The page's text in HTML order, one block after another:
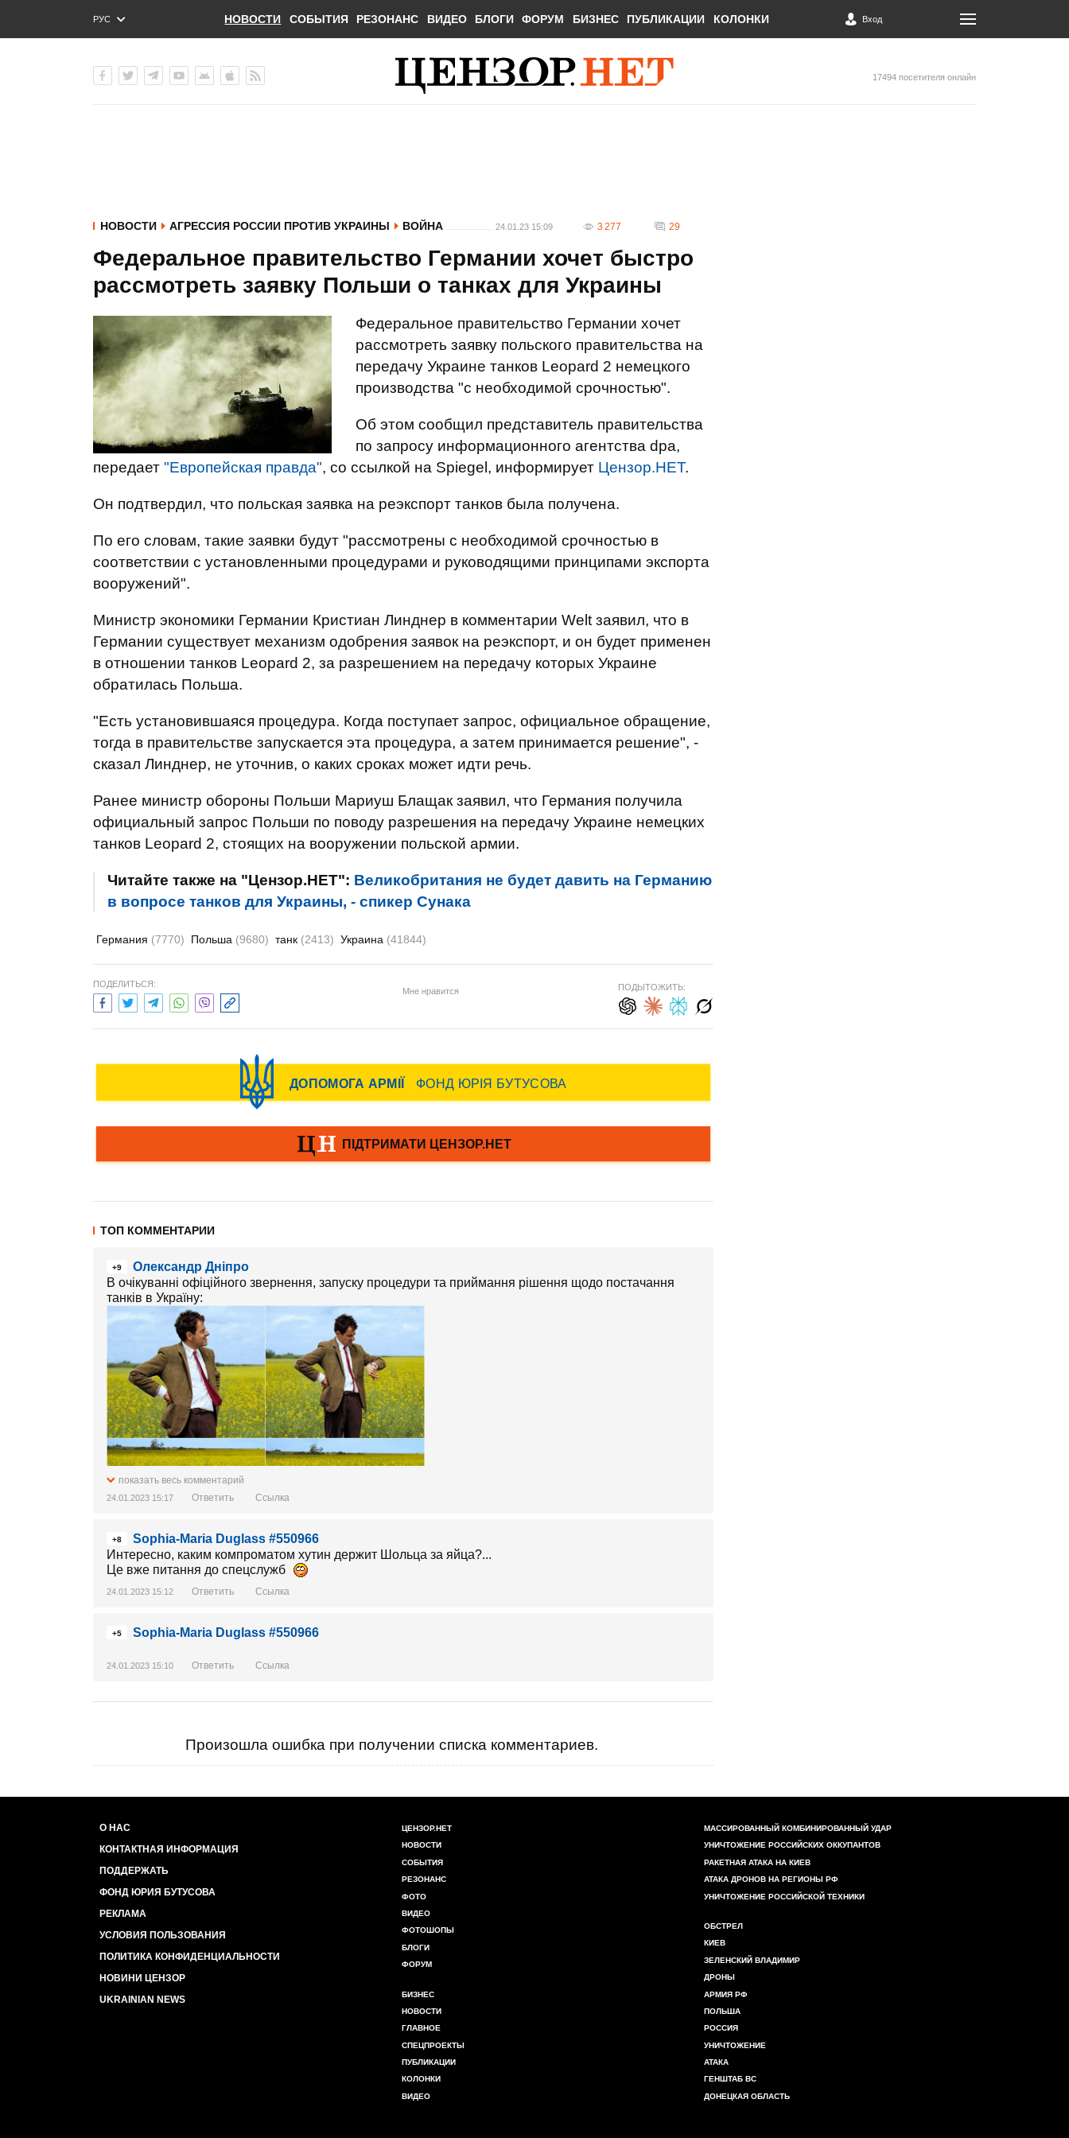
РУС
ENG
НОВОСТИ СОБЫТИЯ РЕЗОНАНС ВИДЕО БЛОГИ ФОРУМ БИЗНЕС ПУБЛИКАЦИИ КОЛОНКИ Вход
17494 посетителя онлайн
НОВОСТИ АГРЕССИЯ РОССИИ ПРОТИВ УКРАИНЫ ВОЙНА 24.01.23 15:09 3 277 29
Федеральное правительство Германии хочет быстро
рассмотреть заявку Польши о танках для Украины
Федеральное правительство Германии хочет
рассмотреть заявку польского правительства на
передачу Украине танков Leopard 2 немецкого
производства "с необходимой срочностью".
Об этом сообщил представитель правительства
по запросу информационного агентства dpa,
передает "Европейская правда", со ссылкой на Spiegel, информирует Цензор.НЕТ.
Он подтвердил, что польская заявка на реэкспорт танков была получена.
По его словам, такие заявки будут "рассмотрены с необходимой срочностью в
соответствии с установленными процедурами и руководящими принципами экспорта
вооружений".
Министр экономики Германии Кристиан Линднер в комментарии Welt заявил, что в
Германии существует механизм одобрения заявок на реэкспорт, и он будет применен
в отношении танков Leopard 2, за разрешением на передачу которых Украине
обратилась Польша.
"Есть установившаяся процедура. Когда поступает запрос, официальное обращение,
тогда в правительстве запускается эта процедура, а затем принимается решение", -
сказал Линднер, не уточнив, о каких сроках может идти речь.
Ранее министр обороны Польши Мариуш Блащак заявил, что Германия получила
официальный запрос Польши по поводу разрешения на передачу Украине немецких
танков Leopard 2, стоящих на вооружении польской армии.
Читайте также на "Цензор.НЕТ": Великобритания не будет давить на Германию
в вопросе танков для Украины, - спикер Сунака
Германия (7770) Польша (9680) танк (2413) Украина (41844)
ПОДЕЛИТЬСЯ:
Мне нравится ПОДЫТОЖИТЬ:
ТОП КОММЕНТАРИИ
+9
Олександр Дніпро
В очікуванні офіційного звернення, запуску процедури та приймання рішення щодо постачання
танків в Україну:
показать весь комментарий
24.01.2023 15:17 Ответить Ссылка
+8
Sophia-Maria Duglass #550966
Интересно, каким компроматом хутин держит Шольца за яйца?...
Це вже питання до спецслужб
24.01.2023 15:12 Ответить Ссылка
+5 Sophia-Maria Duglass #550966
24.01.2023 15:10 Ответить Ссылка
Произошла ошибка при получении списка комментариев.
О НАС
КОНТАКТНАЯ ИНФОРМАЦИЯ
ПОДДЕРЖАТЬ
ФОНД ЮРИЯ БУТУСОВА
РЕКЛАМА
УСЛОВИЯ ПОЛЬЗОВАНИЯ
ПОЛИТИКА КОНФИДЕНЦИАЛЬНОСТИ
НОВИНИ ЦЕНЗОР
UKRAINIAN NEWS
ЦЕНЗОР.НЕТ
НОВОСТИ
СОБЫТИЯ
РЕЗОНАНС
ФОТО
ВИДЕО
ФОТОШОПЫ
БЛОГИ
ФОРУМ
БИЗНЕС
НОВОСТИ
ГЛАВНОЕ
СПЕЦПРОЕКТЫ
ПУБЛИКАЦИИ
КОЛОНКИ
ВИДЕО
МАССИРОВАННЫЙ КОМБИНИРОВАННЫЙ УДАР
УНИЧТОЖЕНИЕ РОССИЙСКИХ ОККУПАНТОВ
РАКЕТНАЯ АТАКА НА КИЕВ
АТАКА ДРОНОВ НА РЕГИОНЫ РФ
УНИЧТОЖЕНИЕ РОССИЙСКОЙ ТЕХНИКИ
ОБСТРЕЛ
КИЕВ
ЗЕЛЕНСКИЙ ВЛАДИМИР
ДРОНЫ
АРМИЯ РФ
ПОЛЬША
РОССИЯ
УНИЧТОЖЕНИЕ
АТАКА
ГЕНШТАБ ВС
ДОНЕЦКАЯ ОБЛАСТЬ